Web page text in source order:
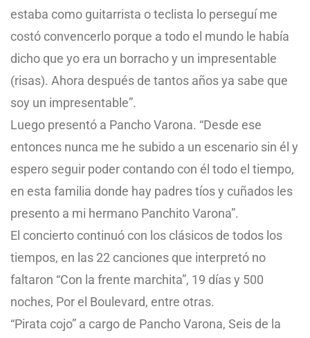
estaba como guitarrista o teclista lo perseguí me
costó convencerlo porque a todo el mundo le había
dicho que yo era un borracho y un impresentable
(risas). Ahora después de tantos años ya sabe que
soy un impresentable”.
Luego presentó a Pancho Varona. “Desde ese
entonces nunca me he subido a un escenario sin él y
espero seguir poder contando con él todo el tiempo,
en esta familia donde hay padres tíos y cuñados les
presento a mi hermano Panchito Varona”.
El concierto continuó con los clásicos de todos los
tiempos, en las 22 canciones que interpretó no
faltaron “Con la frente marchita”, 19 días y 500
noches, Por el Boulevard, entre otras.
“Pirata cojo” a cargo de Pancho Varona, Seis de la